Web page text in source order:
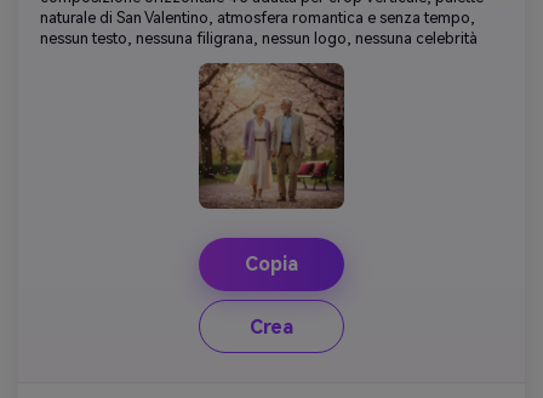
naturale di San Valentino, atmosfera romantica e senza tempo,
nessun testo, nessuna filigrana, nessun logo, nessuna celebrità
Copia
Crea